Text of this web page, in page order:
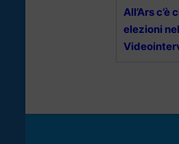
All’Ars
elezioni